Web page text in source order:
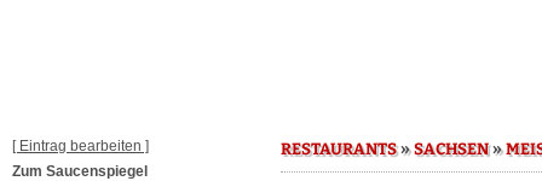
[ Eintrag bearbeiten ]
Zum Saucenspiegel
RESTAURANTS»SACHSEN»